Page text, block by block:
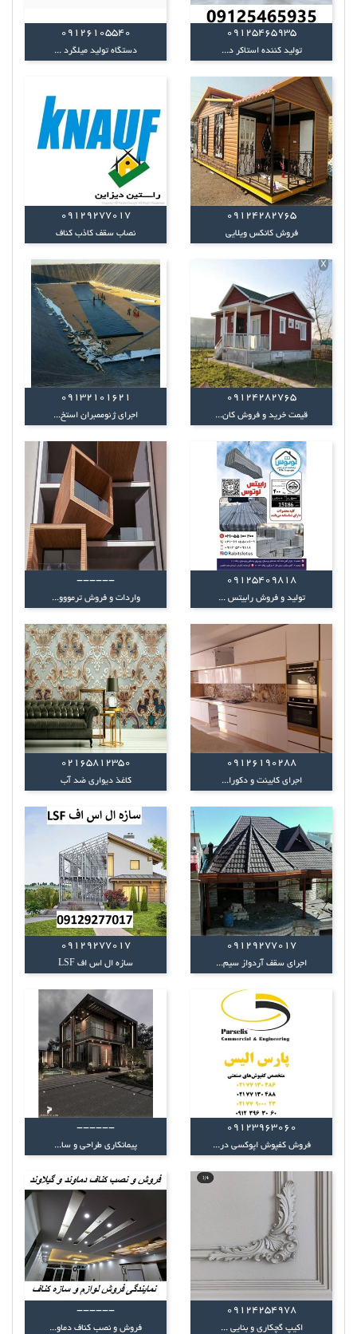
09125465935
تولید کننده استاکر د...
09126105540
دستگاه تولید میلگرد ...
09124282765
فروش کانکس ویلایی
09129277017
نصاب سقف کاذب کناف
09124282765
قیمت خرید و فروش کان...
09132101621
اجرای ژئوممبران استخ...
09125409818
تولید و فروش رابیتس ...
------
واردات و فروش ترمووو...
09126190288
اجرای کابینت و دکورا...
02165812350
کاغذ دیواری ضد آب
09129277017
اجرای سقف آردواز سیم...
09129277017
سازه ال اس اف LSF
09123963060
فروش کفپوش اپوکسی در...
------
پیمانکاری طراحی و سا...
09124254978
اکیپ گچکاری و بنایی ...
------
فروش و نصب کناف دماو...